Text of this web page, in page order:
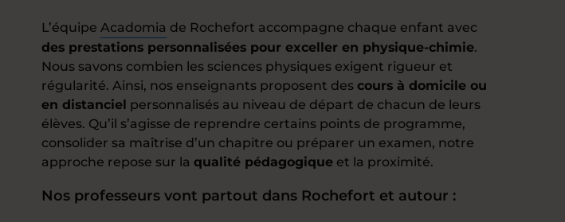
L’équipe Acadomia de Rochefort accompagne chaque enfant avec
des prestations personnalisées pour exceller en physique-chimie.
Nous savons combien les sciences physiques exigent rigueur et
régularité. Ainsi, nos enseignants proposent des cours à domicile ou
en distanciel personnalisés au niveau de départ de chacun de leurs
élèves. Qu’il s’agisse de reprendre certains points de programme,
consolider sa maîtrise d’un chapitre ou préparer un examen, notre
approche repose sur la qualité pédagogique et la proximité.
Nos professeurs vont partout dans Rochefort et autour :